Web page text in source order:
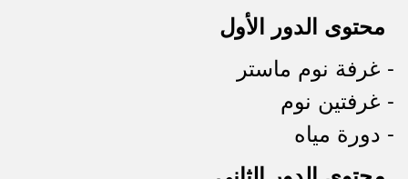
محتوى الدور الأول
- غرفة نوم ماستر
- غرفتين نوم
- دورة مياه